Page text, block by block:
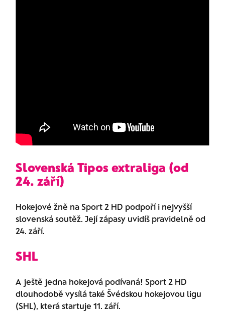
Slovenská Tipos extraliga (od
24. září)
Hokejové žně na Sport 2 HD podpoří i nejvyšší
slovenská soutěž. Její zápasy uvidíš pravidelně od
24. září.
SHL
A ještě jedna hokejová podívaná! Sport 2 HD
dlouhodobě vysílá také Švédskou hokejovou ligu
(SHL), která startuje 11. září.